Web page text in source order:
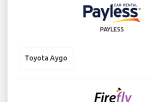
PAYLESS
Toyota Aygo